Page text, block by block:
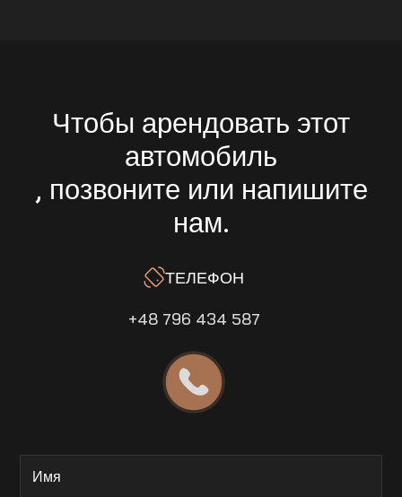
Чтобы арендовать этот
автомобиль
, позвоните или напишите
нам.
ТЕЛЕФОН
+48 796 434 587